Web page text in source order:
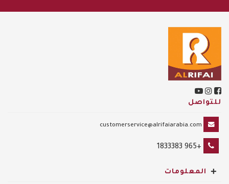
للتواصل
customerservice@alrifaiarabia.com
+965 1833383
المعلومات +